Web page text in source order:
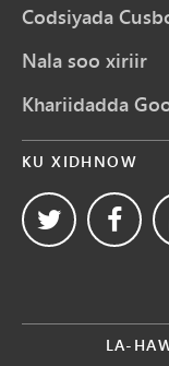
Codsiyada
Nala soo xiriir
Khariidadda
KU XIDHNOW
LA-